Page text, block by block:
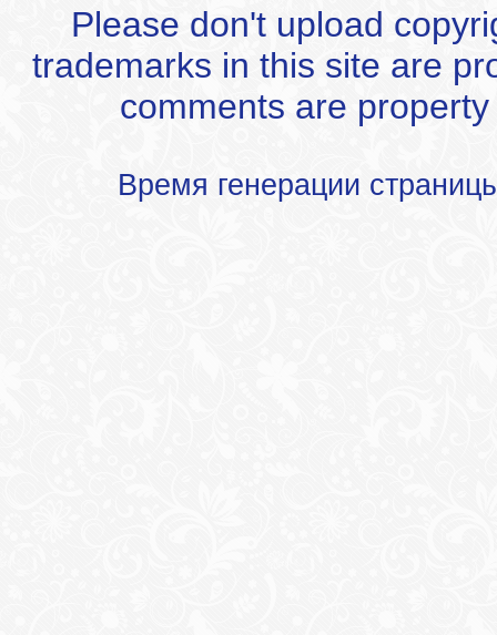
Please don't upload
trademarks in this site are
comments are
Время генерации